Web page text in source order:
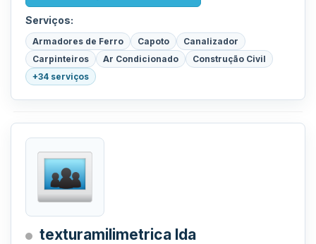
Serviços:
Armadores de Ferro Capoto
Canalizador
Carpinteiros
Ar Condicionado
Construção Civil
+34 serviços
texturamilimetrica lda